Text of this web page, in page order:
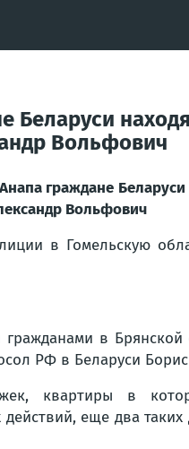
Беларуси
Вольфович
граждане
Вольфович
в Гомельскую
в
РФ в Беларуси
квартиры в
еще два